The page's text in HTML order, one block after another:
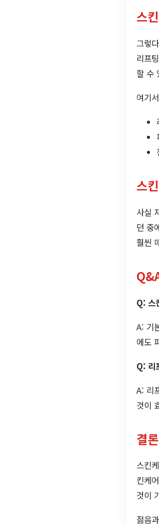
스
그렇
리프
할 수
여기
스
사실
던 중
훨씬
Q: 스
A: 기
에도
Q: 리
A: 리
것이
결론
스킨
킨케
것이
젊음